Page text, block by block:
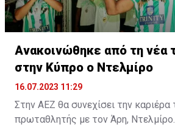
Ανακοινώθηκε από τη νέα
στην Κύπρο ο Ντελμίρο
16.07.2023 11:29
Στην ΑΕΖ θα συνεχίσει την καριέρα
πρωταθλητής με τον Άρη, Ντελμίρο.